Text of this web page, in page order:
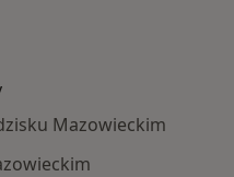
Mazowieckim